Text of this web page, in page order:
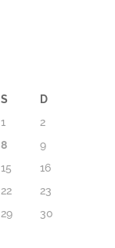
S
D
1
2
8
9
15
16
22
23
29
30